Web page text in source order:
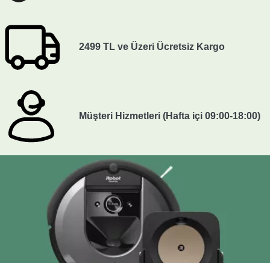
2499 TL ve Üzeri Ücretsiz Kargo
Müşteri Hizmetleri (Hafta içi 09:00-18:00)